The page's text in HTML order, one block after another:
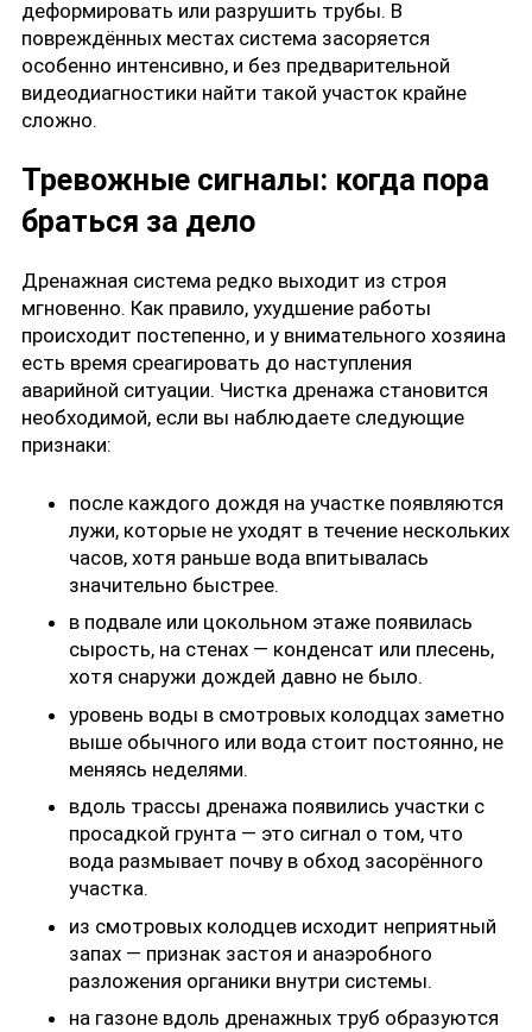
деформировать или разрушить трубы. В
повреждённых местах система засоряется
особенно интенсивно, и без предварительной
видеодиагностики найти такой участок крайне
сложно.
Тревожные сигналы: когда пора
браться за дело
Дренажная система редко выходит из строя
мгновенно. Как правило, ухудшение работы
происходит постепенно, и у внимательного хозяина
есть время среагировать до наступления
аварийной ситуации. Чистка дренажа становится
необходимой, если вы наблюдаете следующие
признаки:
после каждого дождя на участке появляются
лужи, которые не уходят в течение нескольких
часов, хотя раньше вода впитывалась
значительно быстрее.
в подвале или цокольном этаже появилась
сырость, на стенах — конденсат или плесень,
хотя снаружи дождей давно не было.
уровень воды в смотровых колодцах заметно
выше обычного или вода стоит постоянно, не
меняясь неделями.
вдоль трассы дренажа появились участки с
просадкой грунта — это сигнал о том, что
вода размывает почву в обход засорённого
участка.
из смотровых колодцев исходит неприятный
запах — признак застоя и анаэробного
разложения органики внутри системы.
на газоне вдоль дренажных труб образуются